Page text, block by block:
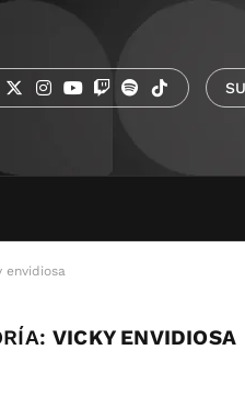
envidiosa
VICKY ENVIDIOSA